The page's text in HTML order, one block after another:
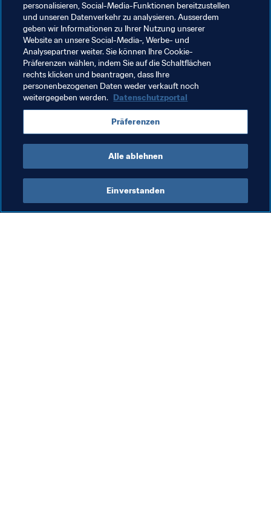
bekanntermaßen freimütigen Trainer, der nie ein Blatt vor
den Mund nimmt. Herdman ist zwar nun in der Rolle des
Zuschauers, doch er wird das Turnier in Frankreich ganz
sicher intensiv verfolgen und auch dabei mit seiner
Meinung nicht hinter dem Berg halten.
Verwandte Themen
FIFA Frauen-Weltmeisterschaft Frankreich 2019
personalisieren, Social-Media-Funktionen bereitzustellen
und unseren Datenverkehr zu analysieren. Ausserdem
geben wir Informationen zu Ihrer Nutzung unserer
Website an unsere Social-Media-, Werbe- und
Analysepartner weiter. Sie können Ihre Cookie-
Präferenzen wählen, indem Sie auf die Schaltflächen
rechts klicken und beantragen, dass Ihre
personenbezogenen Daten weder verkauft noch
weitergegeben werden. Datenschutzportal
Präferenzen
Alle ablehnen
Einverstanden